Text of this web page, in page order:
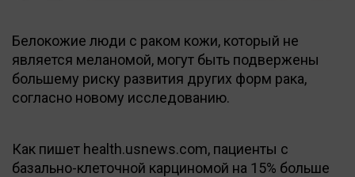
Белокожие люди с раком кожи, который не
является меланомой, могут быть подвержены
большему риску развития других форм рака,
согласно новому исследованию.
Как пишет health.usnews.com, пациенты с
базально-клеточной карциномой на 15% больше